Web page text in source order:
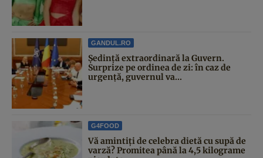
GANDUL.RO
Şedinţă extraordinară la Guvern.
Surprize pe ordinea de zi: în caz de
urgență, guvernul va...
G4FOOD
Vă amintiți de celebra dietă cu supă de
varză? Promitea până la 4,5 kilograme